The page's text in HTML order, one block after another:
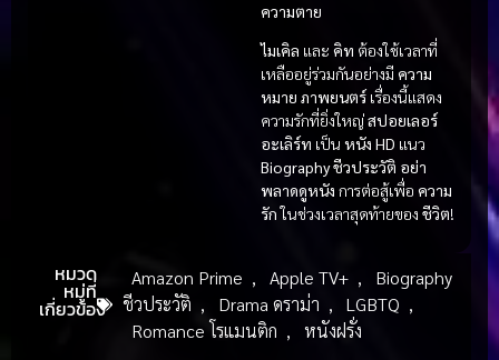
ความตาย
ไมเคิล และ คิท ต้องใช้เวลาที่
เหลืออยู่ร่วมกันอย่างมี ความ
หมาย ภาพยนตร์ เรื่องนี้แสดง
ความรักที่ยิ่งใหญ่สปอยเลอร์
อะเลิร์ท เป็น หนัง HD แนว
Biography ชีวประวัติ อย่า
พลาดดูหนัง การต่อสู้เพื่อ ความ
รักในช่วงเวลาสุดท้ายของ ชีวิต!
หมวด
หมู่ที่
เกี่ยวข้อง
Amazon Prime , Apple TV+ ,
Biography
ชีวประวัติ , Drama ดราม่า , LGBTQ ,
Romance โรแมนติก , หนังฝรั่ง